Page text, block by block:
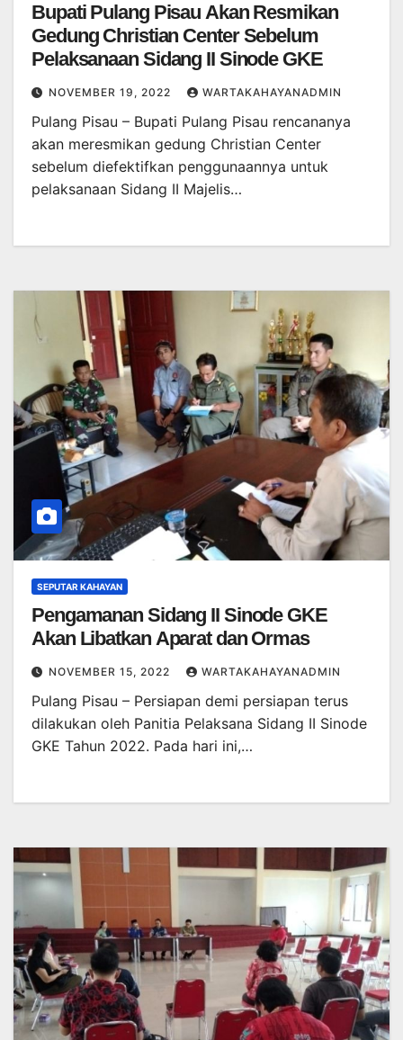
Bupati Pulang Pisau Akan Resmikan
Gedung Christian Center Sebelum
Pelaksanaan Sidang II Sinode GKE
NOVEMBER 19, 2022 WARTAKAHAYANADMIN
Pulang Pisau – Bupati Pulang Pisau rencananya
akan meresmikan gedung Christian Center
sebelum diefektifkan penggunaannya untuk
pelaksanaan Sidang II Majelis…
SEPUTAR KAHAYAN
Pengamanan Sidang II Sinode GKE
Akan Libatkan Aparat dan Ormas
NOVEMBER 15, 2022 WARTAKAHAYANADMIN
Pulang Pisau – Persiapan demi persiapan terus
dilakukan oleh Panitia Pelaksana Sidang II Sinode
GKE Tahun 2022. Pada hari ini,…